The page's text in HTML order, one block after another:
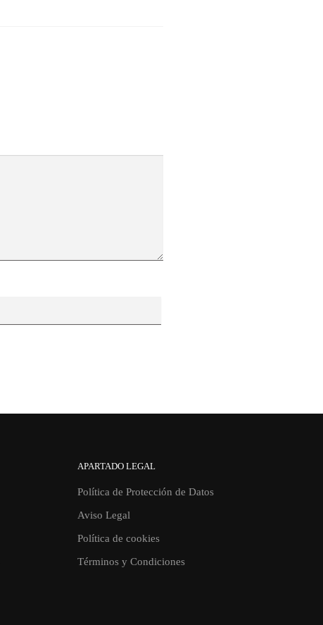
APARTADO LEGAL
Política de Protección de Datos
Aviso Legal
Política de cookies
Términos y Condiciones